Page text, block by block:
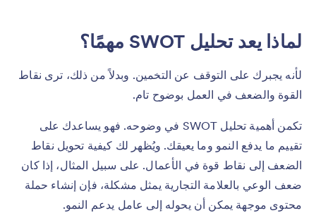
لماذا يعد تحليل SWOT مهمًا؟
لأنه يجبرك على التوقف عن التخمين. وبدلاً من ذلك، ترى نقاط
القوة والضعف في العمل بوضوح تام.
تكمن أهمية تحليل SWOT في وضوحه. فهو يساعدك على
تقييم ما يدفع النمو وما يعيقك. ويُظهر لك كيفية تحويل نقاط
الضعف إلى نقاط قوة في الأعمال. على سبيل المثال، إذا كان
ضعف الوعي بالعلامة التجارية يمثل مشكلة، فإن إنشاء حملة
محتوى موجهة يمكن أن يحوله إلى عامل يدعم النمو.